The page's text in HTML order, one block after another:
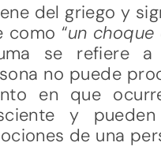
del griego y
como “un
se refiere a
no puede
en que
y
de una